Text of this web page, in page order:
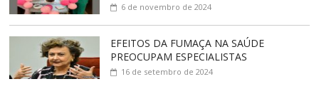
6 de novembro de 2024
EFEITOS DA FUMAÇA NA SAÚDE
PREOCUPAM ESPECIALISTAS
16 de setembro de 2024